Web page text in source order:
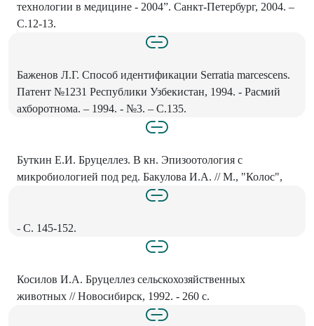
технологии в медицине - 2004”. Санкт-Петербург, 2004. –
С.12-13.
Баженов Л.Г. Способ идентификации Serratia marcescens.
Патент №1231 Республики Узбекистан, 1994. - Расмий
ахборотнома. – 1994. - №3. – С.135.
Буткин Е.И. Бруцеллез. В кн. Эпизоотология с
микробиологией под ред. Бакулова И.А. // М., "Колос",
- С. 145-152.
Косилов И.А. Бруцеллез сельскохозяйственных
животных // Новосибирск, 1992. - 260 с.